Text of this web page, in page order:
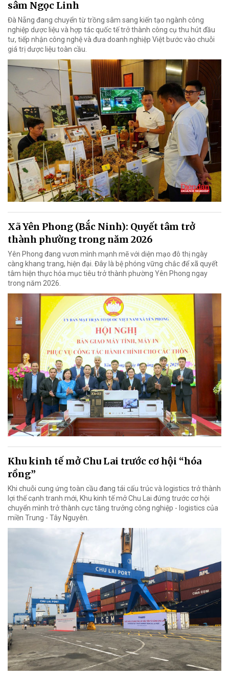
sâm Ngọc Linh
Đà Nẵng đang chuyển từ trồng sâm sang kiến tạo ngành công
nghiệp dược liệu và hợp tác quốc tế trở thành công cụ thu hút đầu
tư, tiếp nhận công nghệ và đưa doanh nghiệp Việt bước vào chuỗi
giá trị dược liệu toàn cầu.
Xã Yên Phong (Bắc Ninh): Quyết tâm trở
thành phường trong năm 2026
Yên Phong đang vươn mình mạnh mẽ với diện mạo đô thị ngày
càng khang trang, hiện đại. Đây là bệ phóng vững chắc để xã quyết
tâm hiện thực hóa mục tiêu trở thành phường Yên Phong ngay
trong năm 2026.
Khu kinh tế mở Chu Lai trước cơ hội “hóa
rồng”
Khi chuỗi cung ứng toàn cầu đang tái cấu trúc và logistics trở thành
lợi thế cạnh tranh mới, Khu kinh tế mở Chu Lai đứng trước cơ hội
chuyển mình trở thành cực tăng trưởng công nghiệp - logistics của
miền Trung - Tây Nguyên.